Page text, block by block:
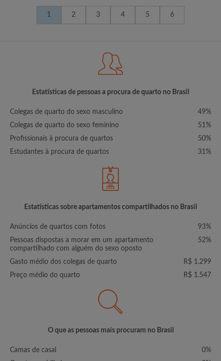
1 2 3 4 5 6
Estatísticas de pessoas a procura de quarto no Brasil
Colegas de quarto do sexo masculino
49%
Colegas de quarto do sexo feminino
51%
Profissionais à procura de quartos
50%
Estudantes à procura de quartos
31%
Estatísticas sobre apartamentos compartilhados no Brasil
Anúncios de quartos com fotos
93%
Pessoas dispostas a morar em um apartamento
compartilhado com alguém do sexo oposto
52%
Gasto médio dos colegas de quarto
R$ 1.299
Preço médio do quarto
R$ 1.547
O que as pessoas mais procuram no Brasil
Camas de casal
0%